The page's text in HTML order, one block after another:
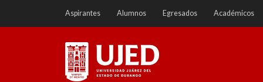
a
Aspirantes Alumnos Egresados Académicos